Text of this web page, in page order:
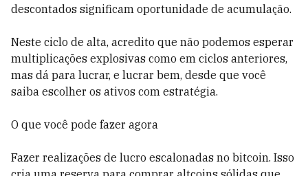
descontados significam oportunidade de acumulação.
Neste ciclo de alta, acredito que não podemos esperar
multiplicações explosivas como em ciclos anteriores,
mas dá para lucrar, e lucrar bem, desde que você
saiba escolher os ativos com estratégia.
O que você pode fazer agora
Fazer realizações de lucro escalonadas no bitcoin. Isso